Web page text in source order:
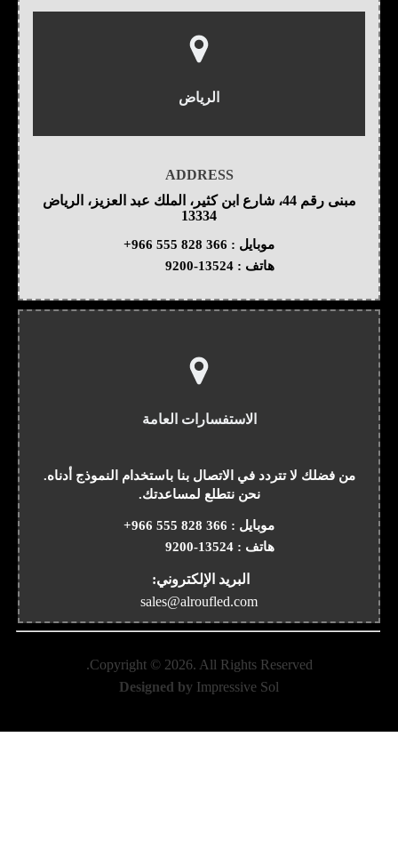
الرياض
ADDRESS
مبنى رقم 44، شارع ابن كثير، الملك عبد العزيز، الرياض
13334
موبايل : +966 555 828 366
هاتف : 9200-13524
الاستفسارات العامة
من فضلك لا تتردد في الاتصال بنا باستخدام النموذج أدناه.
نحن نتطلع لمساعدتك.
موبايل : +966 555 828 366
هاتف : 9200-13524
البريد الإلكتروني:
sales@alroufled.com
Copyright ©2026. All Rights Reserved.
Designed byImpressive Sol